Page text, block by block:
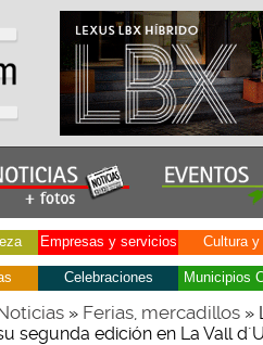
Empresas y servicios Cultura
Celebraciones Municipios
» Ferias, mercadillos»
segunda edición en La Vall